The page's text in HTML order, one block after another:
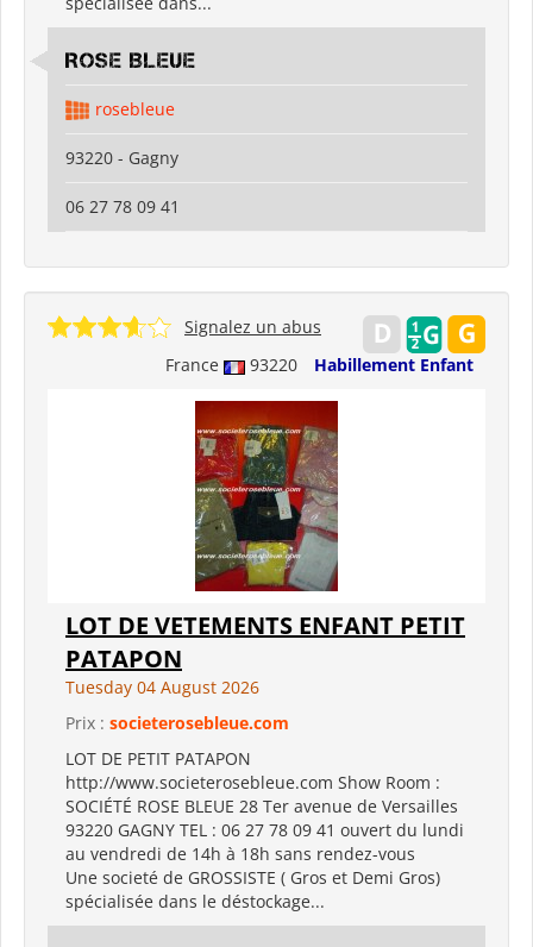
ROSE BLEUE
rosebleue
93220 - Gagny
06 27 78 09 41
France 93220 Habillement Enfant
Signalez un abus
LOT DE VETEMENTS ENFANT PETIT
PATAPON
Tuesday 04 August 2026
Prix : societerosebleue.com
LOT DE PETIT PATAPON
http://www.societerosebleue.com Show Room :
SOCIÉTÉ ROSE BLEUE 28 Ter avenue de Versailles
93220 GAGNY TEL : 06 27 78 09 41 ouvert du lundi
au vendredi de 14h à 18h sans rendez-vous
Une societé de GROSSISTE ( Gros et Demi Gros)
spécialisée dans le déstockage...